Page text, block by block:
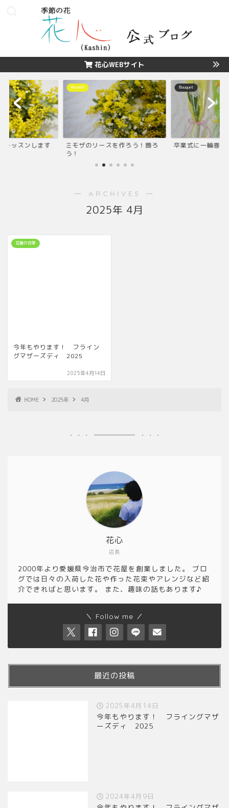
花心WEBサイト
レッスンします
Wreath
ミモザのリースを作ろう！飾ろ
う！
Bouquet
卒業式に一輪巻き
― ARCHIVES ―
2025年 4月
花屋の日常
今年もやります！ フライン
グマザーズディ 2025
2025年4月14日
HOME 2025年 4月
店長
花心
2000年より愛媛県今治市で花屋を創業しました。 ブロ
グでは日々の入荷した花や作った花束やアレンジなど紹
介できればと思います。 また、趣味の話もあります♪
＼ Follow me ／
最近の投稿
2025年4月14日
今年もやります！ フライングマザ
ーズディ 2025
2024年4月9日